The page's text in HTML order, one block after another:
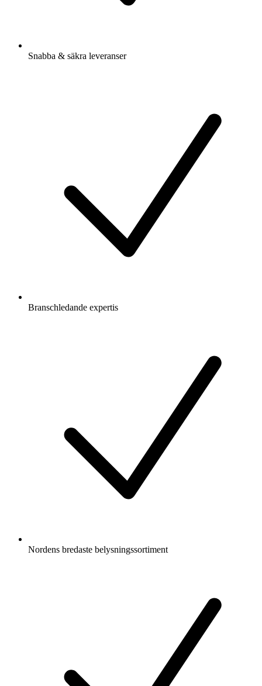
Snabba & säkra leveranser
Branschledande expertis
Nordens bredaste belysningssortiment